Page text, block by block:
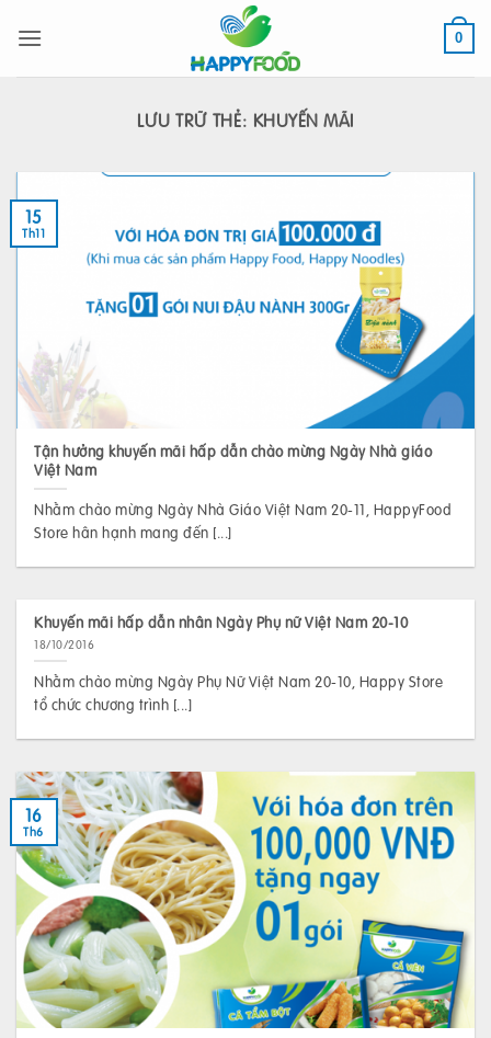
qua
0
LƯU TRỮ THẺ: KHUYẾN MÃI
Tận hưởng khuyến mãi hấp dẫn chào mừng Ngày Nhà giáo
Việt Nam
Nhằm chào mừng Ngày Nhà Giáo Việt Nam 20-11, HappyFood
Store hân hạnh mang đến [...]
15
Th11
Khuyến mãi hấp dẫn nhân Ngày Phụ nữ Việt Nam 20-10
18/10/2016
Nhằm chào mừng Ngày Phụ Nữ Việt Nam 20-10, Happy Store
tổ chức chương trình [...]
16
Th6